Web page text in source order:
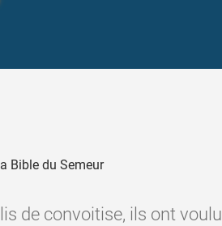
Bible du Semeur
de convoitise, ils ont voulu